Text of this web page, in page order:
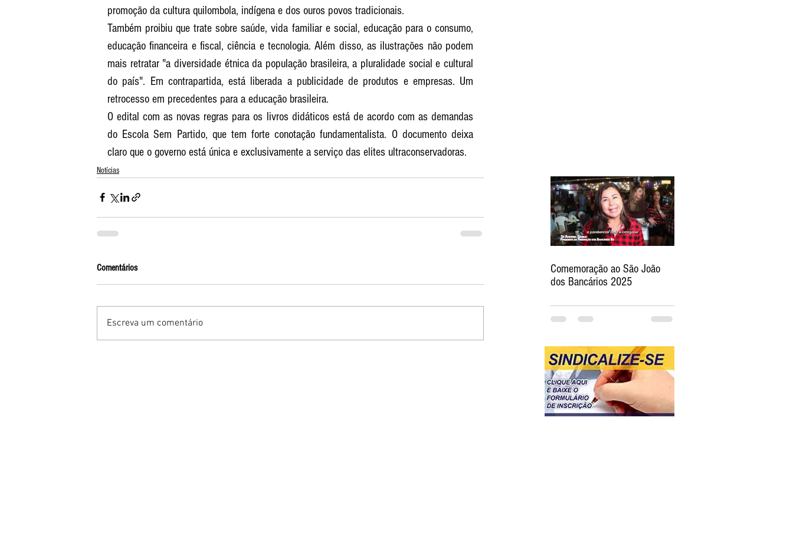
promoção da cultura quilombola, indígena e dos ouros povos tradicionais.
Também proibiu que trate sobre saúde, vida familiar e social, educação para o consumo,
educação financeira e fiscal, ciência e tecnologia. Além disso, as ilustrações não podem
mais retratar "a diversidade étnica da população brasileira, a pluralidade social e cultural
do país". Em contrapartida, está liberada a publicidade de produtos e empresas. Um
retrocesso em precedentes para a educação brasileira.
O edital com as novas regras para os livros didáticos está de acordo com as demandas
do Escola Sem Partido, que tem forte conotação fundamentalista. O documento deixa
claro que o governo está única e exclusivamente a serviço das elites ultraconservadoras.
Notícias
Comentários
Escreva um comentário
Comemoração ao São João
dos Bancários 2025